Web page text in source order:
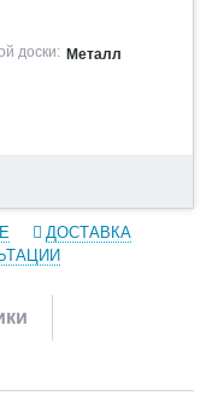
доски: Металл
ДОСТАВКА